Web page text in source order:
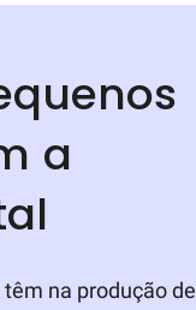
a
na produção de